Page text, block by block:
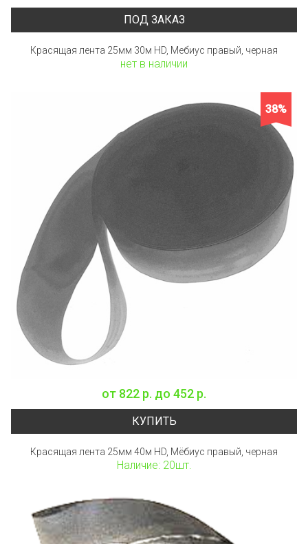
ПОД ЗАКАЗ
Красящая лента 25мм 30м HD, Мебиус правый, черная
нет в наличии
38%
от 822 р. до 452 р.
КУПИТЬ
Красящая лента 25мм 40м HD, Мёбиус правый, черная
Наличие: 20шт.